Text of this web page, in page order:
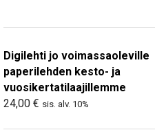
Digilehti jo voimassaoleville
paperilehden kesto- ja
vuosikertatilaajillemme
24,00 € sis. alv. 10%